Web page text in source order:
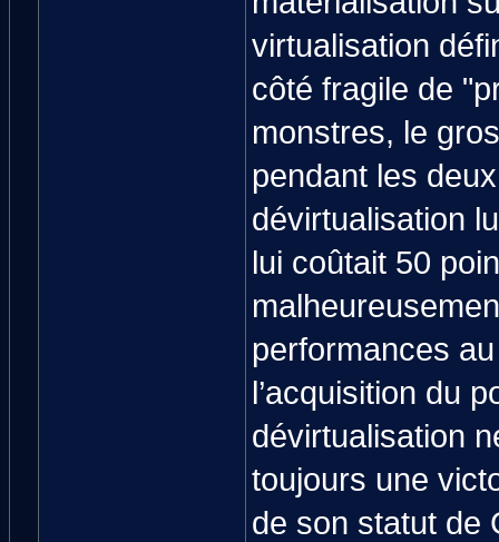
virtualisation
côté fragile de
monstres, le
pendant les
dévirtualisation
lui coûtait 50
performances
l’acquisition du
dévirtualisation
toujours une
de son statut de